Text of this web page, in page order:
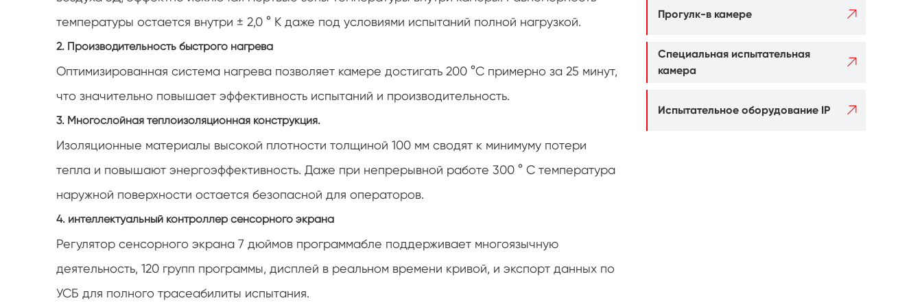
испытательной камеры
Влажная тепловая камера
Камера для испытаний на деградацию
фотоэлектрических элементов
температуры остается внутри ± 2,0 ° К даже под условиями испытаний полной нагрузкой.
2. Производительность быстрого нагрева
Оптимизированная система нагрева позволяет камере достигать 200 °C примерно за 25 минут,
что значительно повышает эффективность испытаний и производительность.
3. Многослойная теплоизоляционная конструкция.
Изоляционные материалы высокой плотности толщиной 100 мм сводят к минимуму потери
тепла и повышают энергоэффективность. Даже при непрерывной работе 300 ° C температура
наружной поверхности остается безопасной для операторов.
4. интеллектуальный контроллер сенсорного экрана
Регулятор сенсорного экрана 7 дюймов программабле поддерживает многоязычную
деятельность, 120 групп программы, дисплей в реальном времени кривой, и экспорт данных по
УСБ для полного трасеабилиты испытания.
Прогулк-в камере 
Специальная испытательная
камера

Испытательное оборудование IP 